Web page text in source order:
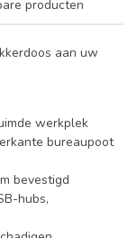
producten
aan uw
werkplek
bureaupoot
bevestigd
hubs,